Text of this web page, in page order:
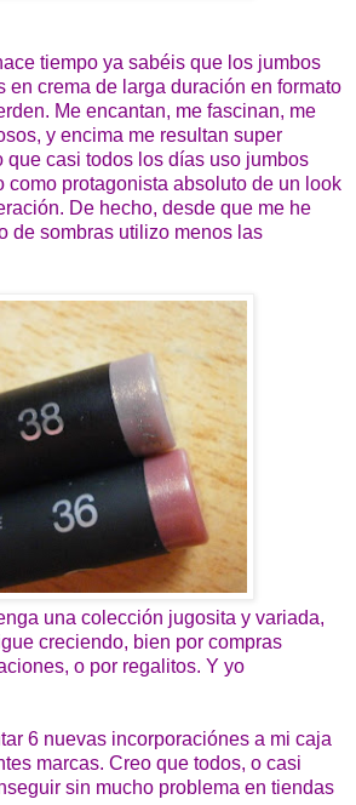
tiempo ya sabéis que los jumbos
en crema de larga duración en formato
Me encantan, me fascinan, me
y encima me resultan super
casi todos los días uso jumbos
como protagonista absoluto de un look
De hecho, desde que me he
de sombras utilizo menos las
una colección jugosita y variada,
creciendo, bien por compras
o por regalitos. Y yo
6 nuevas incorporaciónes a mi caja
marcas. Creo que todos, o casi
sin mucho problema en tiendas